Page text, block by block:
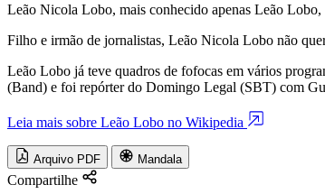
Leão Nicola Lobo, mais conhecido apenas Leão
Filho e irmão de jornalistas, Leão Nicola Lobo não
Leão Lobo já teve quadros de fofocas em vários
(Band) e foi repórter do Domingo Legal (SBT) com
Leia mais sobre Leão Lobo no Wikipedia
Arquivo PDF Mandala
Compartilhe